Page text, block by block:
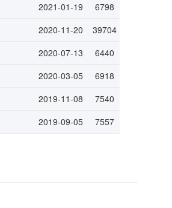
2021-01-19
6798
2020-11-20
39704
2020-07-13
6440
2020-03-05
6918
2019-11-08
7540
2019-09-05 7557